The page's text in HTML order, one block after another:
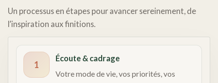
Un processus en étapes pour avancer sereinement, de
l’inspiration aux finitions.
1
Écoute & cadrage
Votre mode de vie, vos priorités, vos